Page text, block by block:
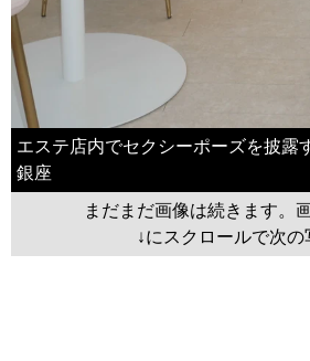
エステ店内でセクシーポーズを披露
銀座
まだまだ画像は続きます。
↓にスクロールで次の